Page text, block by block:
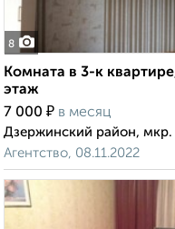
8
Комната в 3-к
этаж
7 000 ₽ в месяц
Дзержинский район, мкр.
Агентство, 08.11.2022